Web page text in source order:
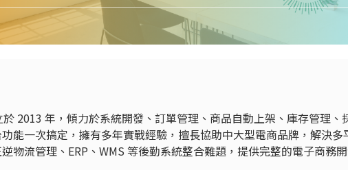
於 2013 年，傾力於系統開發、訂單管理、商品自動上架、庫存管理、
能一次搞定，擁有多年實戰經驗，擅長協助中大型電商品牌，解決多
物流管理、ERP、WMS 等後勤系統整合難題，提供完整的電子商務